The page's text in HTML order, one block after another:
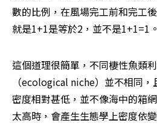
數的比例，在風場完工前和完工
就是1+1是等於2，並不是1+1=1。
這個道理很簡單，不同棲性魚類
（ecological niche）並不相同
密度相對甚低，並不像海中的箱
太高時，會產生生態學上密度依